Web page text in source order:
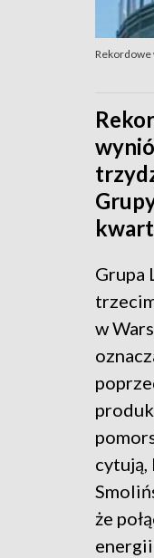
Rekordowe
Grupa
w
że